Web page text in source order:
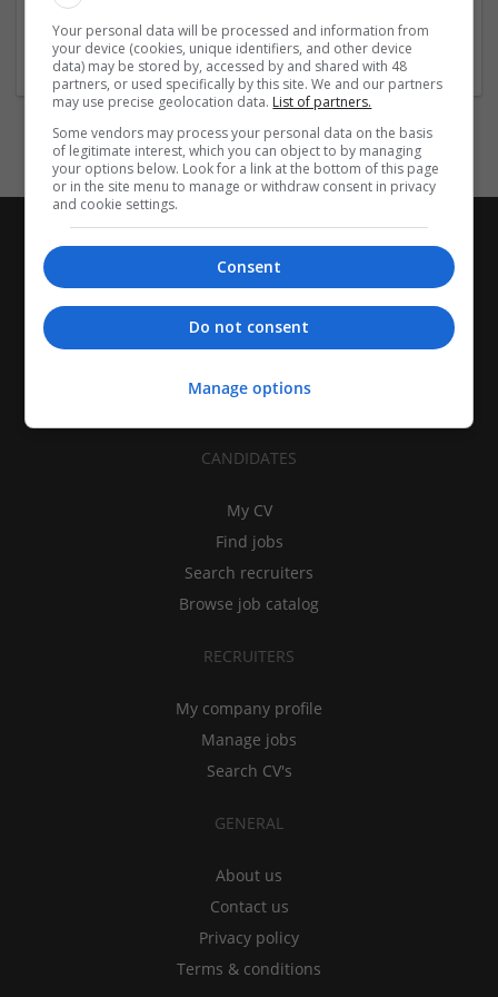
11-50 employees
Industry:
Brand management and repro
CANDIDATES
My CV
Find jobs
Search recruiters
Browse job catalog
RECRUITERS
My company profile
Manage jobs
Search CV's
GENERAL
About us
Contact us
Privacy policy
Terms & conditions
Your personal data will be processed and information from
your device (cookies, unique identifiers, and other device
data) may be stored by, accessed by and shared with 48
partners, or used specifically by this site. We and our partners
may use precise geolocation data. List of partners.
Some vendors may process your personal data on the basis
of legitimate interest, which you can object to by managing
your options below. Look for a link at the bottom of this page
or in the site menu to manage or withdraw consent in privacy
and cookie settings.
Consent
Do not consent
Manage options